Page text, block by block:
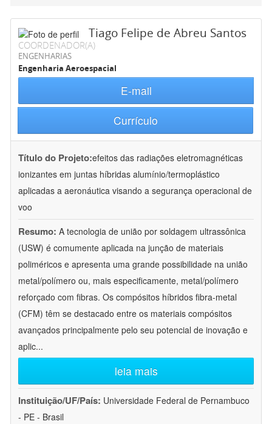
Tiago Felipe de Abreu Santos
COORDENADOR(A)
ENGENHARIAS
Engenharia Aeroespacial
E-mail
Currículo
Título do Projeto:efeitos das radiações eletromagnéticas
ionizantes em juntas híbridas alumínio/termoplástico
aplicadas a aeronáutica visando a segurança operacional de
voo
Resumo: A tecnologia de união por soldagem ultrassônica
(USW) é comumente aplicada na junção de materiais
poliméricos e apresenta uma grande possibilidade na união
metal/polímero ou, mais especificamente, metal/polímero
reforçado com fibras. Os compósitos híbridos fibra-metal
(CFM) têm se destacado entre os materiais compósitos
avançados principalmente pelo seu potencial de inovação e
aplic...
leia mais
Instituição/UF/País: Universidade Federal de Pernambuco
- PE - Brasil